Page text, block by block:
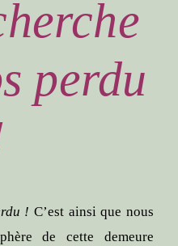
perdu
! C’est ainsi que nous
de cette demeure